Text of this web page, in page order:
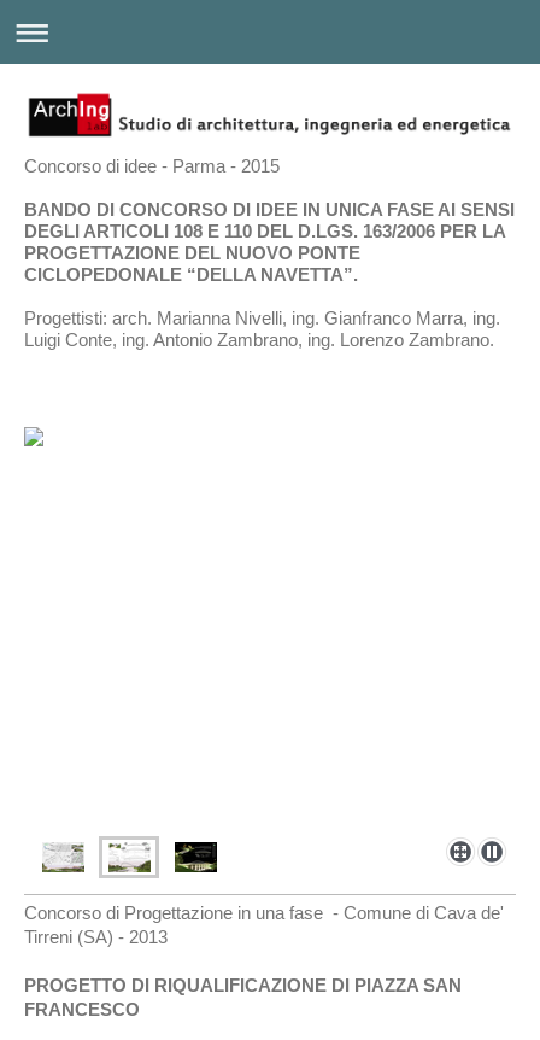
Concorso di idee - Parma - 2015
BANDO DI CONCORSO DI IDEE IN UNICA FASE AI SENSI
DEGLI ARTICOLI 108 E 110 DEL D.LGS. 163/2006 PER LA
PROGETTAZIONE DEL NUOVO PONTE
CICLOPEDONALE “DELLA NAVETTA”.
Progettisti: arch. Marianna Nivelli, ing. Gianfranco Marra, ing.
Luigi Conte, ing. Antonio Zambrano, ing. Lorenzo Zambrano.
Concorso di Progettazione in una fase - Comune di Cava de'
Tirreni (SA) - 2013
PROGETTO DI RIQUALIFICAZIONE DI PIAZZA SAN
FRANCESCO